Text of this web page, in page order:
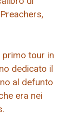
tour in
dedicato il
al defunto
era nei